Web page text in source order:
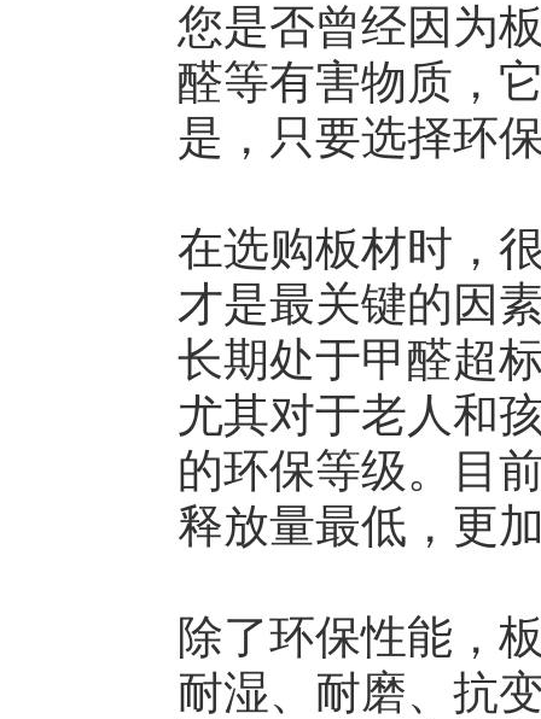
您是否曾经因为
醛等有害物质，
是，只要选择环
在选购板材时，
才是最关键的因
长期处于甲醛超
尤其对于老人和
的环保等级。目
释放量最低，更
除了环保性能，
耐湿、耐磨、抗